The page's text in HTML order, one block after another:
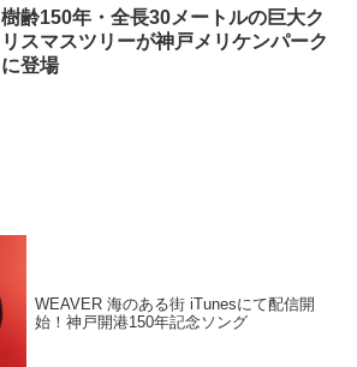
樹齢150年・全長30メートルの巨大ク
リスマスツリーが神戸メリケンパーク
に登場
WEAVER 海のある街 iTunesにて配信開
始！神戸開港150年記念ソング